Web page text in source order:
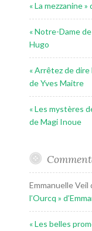
« La mezzanine
« Notre-Dame
Hugo
« Arrêtez de
de Yves Maitre
« Les mystères
de Magi Inoue
Emmanuelle Veil
l’Ourcq »
« Les belles